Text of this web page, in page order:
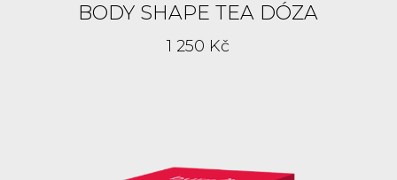
BODY SHAPE TEA DÓZA
1 250 Kč